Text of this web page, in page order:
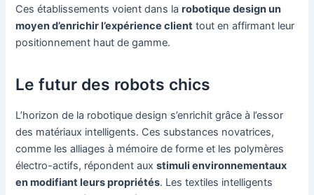
Ces établissements voient dans larobotique design un
moyen d’enrichir l’expérience client tout en affirmant leur
positionnement haut de gamme.
Le futur des robots chics
L’horizon de la robotique design s’enrichit grâce à l’essor
des matériaux intelligents. Ces substances novatrices,
comme les alliages à mémoire de forme et les polymères
électro-actifs, répondent auxstimuli environnementaux
en modifiant leurs propriétés. Les textiles intelligents